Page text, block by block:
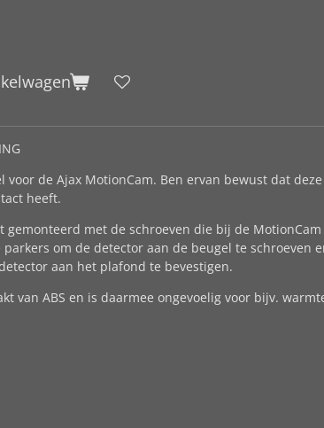
voor de Ajax MotionCam. Ben ervan bewust dat
heeft.
gemonteerd met de schroeven die bij de
parkers om de detector aan de beugel te schroeven
aan het plafond te bevestigen.
van ABS en is daarmee ongevoelig voor bijv.